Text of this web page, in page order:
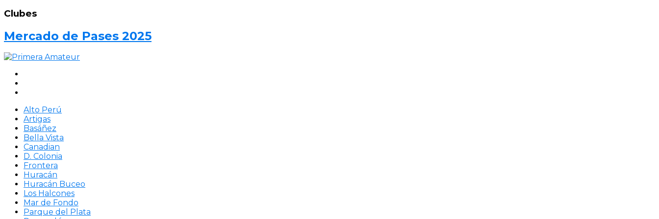
Clubes
Mercado de Pases 2025
Alto Perú
Artigas
Basáñez
Bella Vista
Canadian
D. Colonia
Frontera
Huracán
Huracán Buceo
Los Halcones
Mar de Fondo
Parque del Plata